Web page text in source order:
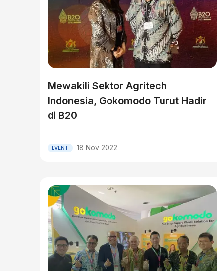
Mewakili Sektor Agritech
Indonesia, Gokomodo Turut Hadir
di B20
EVENT 18 Nov 2022